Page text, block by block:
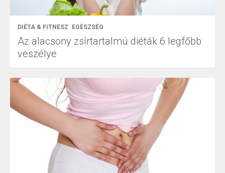
DIÉTA & FITNESZ EGÉSZSÉG
Az alacsony zsírtartalmú diéták 6 legfőbb
veszélye